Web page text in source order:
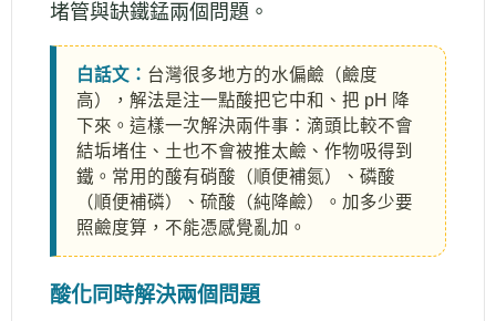
堵管與缺鐵錳兩個問題。
白話文： 台灣很多地方的水偏鹼（鹼度
高），解法是注一點酸把它中和、把 pH 降
下來。這樣一次解決兩件事：滴頭比較不會
結垢堵住、土也不會被推太鹼、作物吸得到
鐵。常用的酸有硝酸（順便補氮）、磷酸
（順便補磷）、硫酸（純降鹼）。加多少要
照鹼度算，不能憑感覺亂加。
酸化同時解決兩個問題